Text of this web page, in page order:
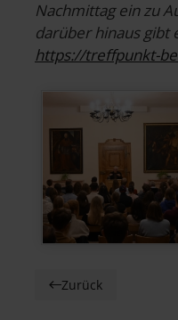
Nachmittag ein zu
darüber hinaus gibt
https://treffpunkt-
Zurück